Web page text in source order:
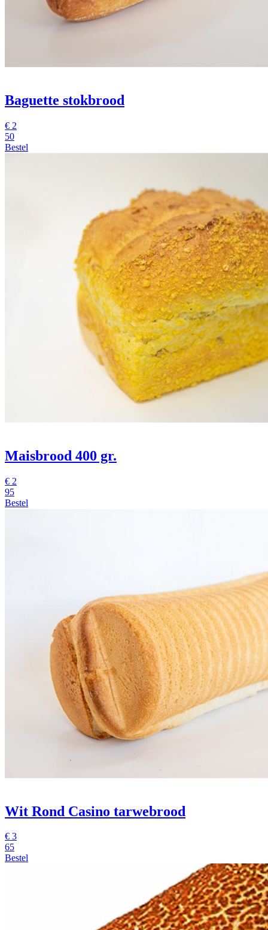
Baguette stokbrood
€ 2
50
Bestel
Maisbrood 400 gr.
€ 2
95
Bestel
Wit Rond Casino tarwebrood
€ 3
65
Bestel